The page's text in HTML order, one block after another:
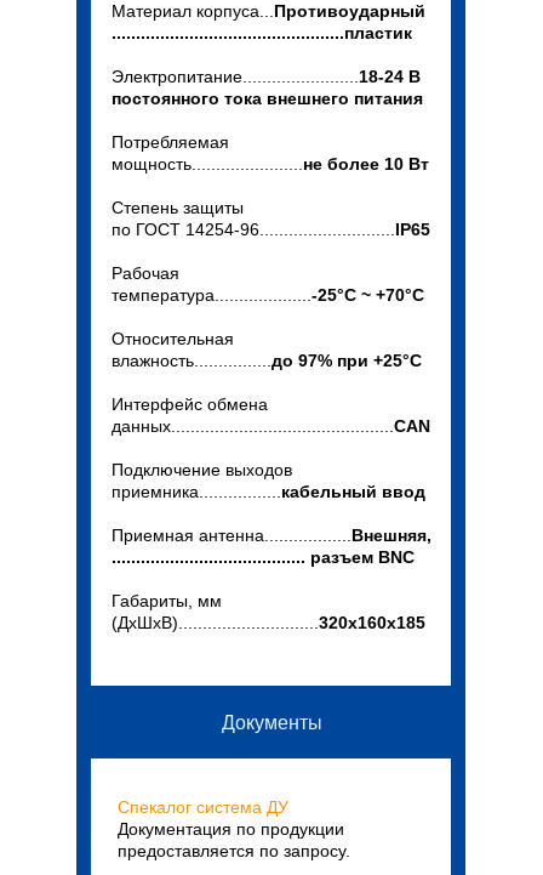
Спекалог система ДУ
Документация по продукции
предоставляется по запросу.
Документы
Материал корпуса... Противоударный
................................................пластик
Электропитание........................ 18-24 В
постоянного тока внешнего питания
Потребляемая
мощность....................... не более 10 Вт
Степень защиты
по ГОСТ 14254-96............................ IP65
Рабочая
температура.................... -25°C ~ +70°C
Относительная
влажность................ до 97% при +25°C
Интерфейс обмена
данных.............................................. CAN
Подключение выходов
приемника................. кабельный ввод
Приемная антенна.................. Внешняя,
........................................ разъем BNC
Габариты, мм
(ДхШхВ)............................. 320х160х185